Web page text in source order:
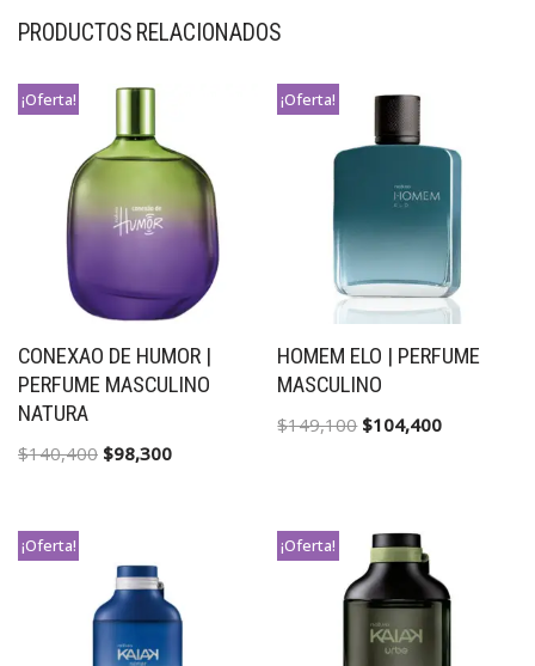
PRODUCTOS RELACIONADOS
¡Oferta!
CONEXAO DE HUMOR |
PERFUME MASCULINO
NATURA
$140,400 $98,300
¡Oferta!
HOMEM ELO | PERFUME
MASCULINO
$149,100 $104,400
¡Oferta! ¡Oferta!